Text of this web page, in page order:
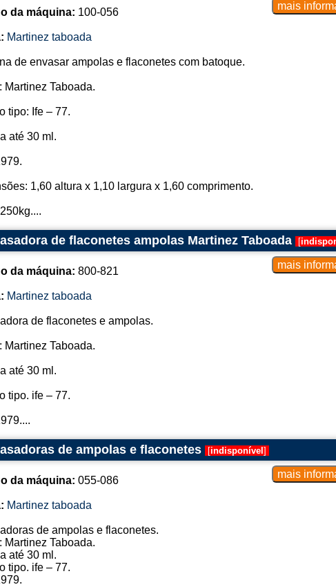
da máquina: 100-056
Martinez taboada
de envasar ampolas e flaconetes com batoque.
Martinez Taboada.
tipo: Ife – 77.
até 30 ml.
1,60 altura x 1,10 largura x 1,60 comprimento.
de flaconetes ampolas Martinez Taboada [
da máquina: 800-821
Martinez taboada
de flaconetes e ampolas.
Martinez Taboada.
até 30 ml.
tipo. ife – 77.
de ampolas e flaconetes [indisponível ]
da máquina: 055-086
Martinez taboada
de ampolas e flaconetes.
Martinez Taboada.
até 30 ml.
tipo. ife – 77.